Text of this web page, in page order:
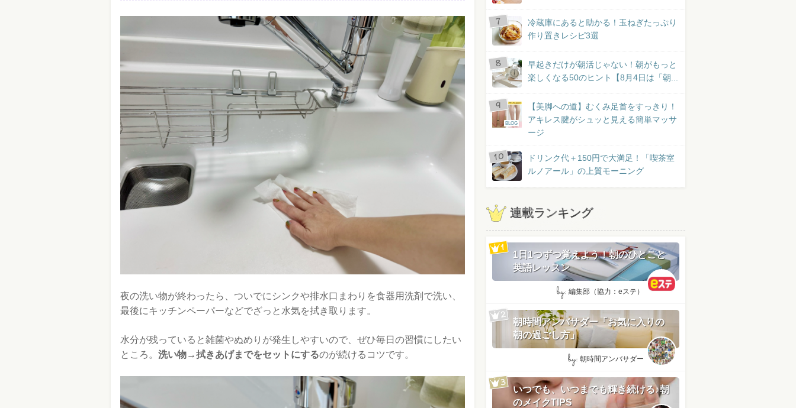
夜の洗い物が終わったら、ついでにシンクや排水口まわりを食器用洗剤で洗い、
最後にキッチンペーパーなどでざっと水気を拭き取ります。
水分が残っていると雑菌やぬめりが発生しやすいので、ぜひ毎日の習慣にしたい
ところ。 洗い物→拭きあげまでをセットにするのが続けるコツです。
冷蔵庫にあると助かる！玉ねぎたっぷり
作り置きレシピ3選
早起きだけが朝活じゃない！朝がもっと
楽しくなる50のヒント【8月4日は「朝...
BLOG
【美脚への道】むくみ足首をすっきり！
アキレス腱がシュッと見える簡単マッサ
ージ
ドリンク代＋150円で大満足！「喫茶室
ルノアール」の上質モーニング
連載ランキング
1日1つずつ覚えよう！朝のひとこと
英語レッスン
by: 編集部（協力：eステ）
朝時間アンバサダー「お気に入りの
朝の過ごし方」
by: 朝時間アンバサダー
いつでも、いつまでも輝き続ける♪朝
のメイクTIPS